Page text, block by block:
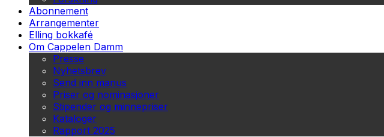
Abonnement
Arrangementer
Elling bokkafé
Om Cappelen Damm
Presse
Nyhetsbrev
Send inn manus
Priser og nominasjoner
Stipender og minnepriser
Kataloger
Rapport 2025